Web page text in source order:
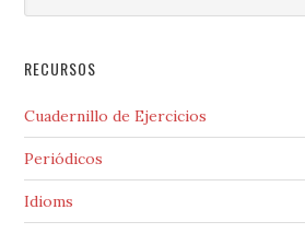
RECURSOS
Cuadernillo de Ejercicios
Periódicos
Idioms